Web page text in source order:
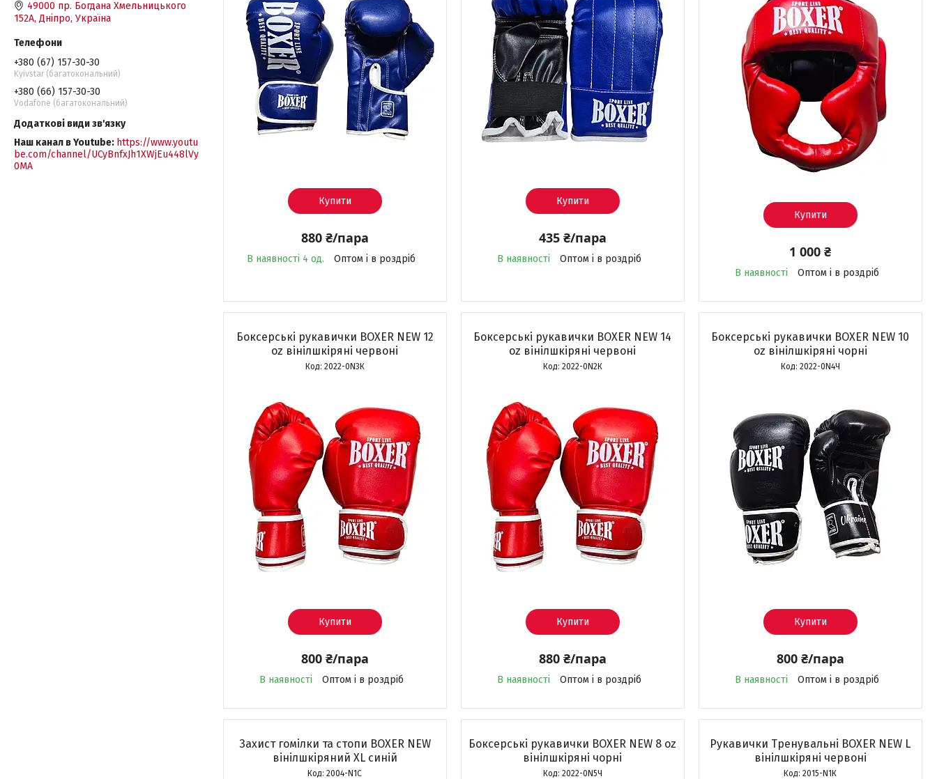
Купити
880 ₴/пара
В наявності 4 од. Оптом і в роздріб
Купити
435 ₴/пара
В наявності Оптом і в роздріб
Купити
1 000 ₴
В наявності Оптом і в роздріб
Боксерські рукавички BOXER NEW 12
оz вінілшкіряні червоні
2022-0N3К
Купити
800 ₴/пара
В наявності Оптом і в роздріб
Боксерські рукавички BOXER NEW 14
оz вінілшкіряні червоні
2022-0N2К
Купити
880 ₴/пара
В наявності Оптом і в роздріб
Боксерські рукавички BOXER NEW 10
оz вінілшкіряні чорні
2022-0N4Ч
Купити
800 ₴/пара
В наявності Оптом і в роздріб
Захист гомілки та стопи BOXER NEW
вінілшкіряний XL синій
2004-N1С
Боксерські рукавички BOXER NEW 8 оz
вінілшкіряні чорні
2022-0N5Ч
Рукавички Тренувальні BOXER NEW L
вінілшкіряні червоні
2015-N1К
49000 пр. Богдана Хмельницького
152А, Дніпро, Україна
+380 (67) 157-30-30
Kyivstar (багатокональний)
+380 (66) 157-30-30
Vodafone (багатокональний)
Наш канал в Youtube https://www.youtu
be.com/channel/UCyBnfxJh1XWjEu448lVy
0MA